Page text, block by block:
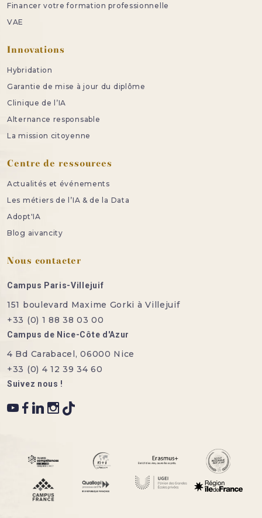
Financer votre formation professionnelle
VAE
Innovations
Hybridation
Garantie de mise à jour du diplôme
Clinique de l’IA
Alternance responsable
La mission citoyenne
Centre de ressources
Actualités et événements
Les métiers de l’IA & de la Data
Adopt'IA
Blog aivancity
Nous contacter
Campus Paris-Villejuif
151 boulevard Maxime Gorki à Villejuif
+33 (0) 1 88 38 03 00
Campus de Nice-Côte d'Azur
4 Bd Carabacel, 06000 Nice
+33 (0) 4 12 39 34 60
Suivez nous !